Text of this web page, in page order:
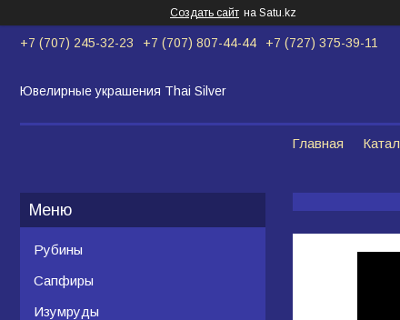
Создать сайт на Satu.kz
+7 (707) 245-32-23 +7 (707) 807-44-44 +7 (727) 375-39-11
Ювелирные украшения Thai Silver
Главная
Рубины
Сапфиры
Изумруды